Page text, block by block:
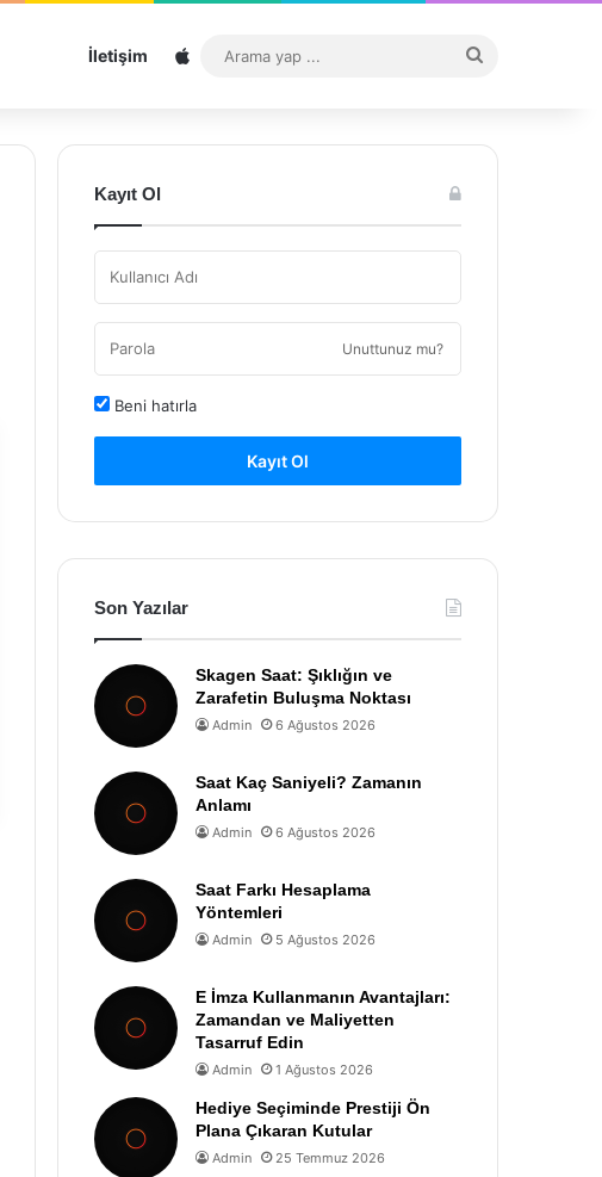
İletişim Sitemap
...
Kayıt Ol
Unuttunuz mu?
Beni hatırla
Kayıt Ol
Son Yazılar
Skagen Saat: Şıklığın ve
Zarafetin Buluşma Noktası
Admin 6 Ağustos 2026
Saat Kaç Saniyeli? Zamanın
Anlamı
Admin 6 Ağustos 2026
Saat Farkı Hesaplama
Yöntemleri
Admin 5 Ağustos 2026
E İmza Kullanmanın Avantajları:
Zamandan ve Maliyetten
Tasarruf Edin
Admin 1 Ağustos 2026
Hediye Seçiminde Prestiji Ön
Plana Çıkaran Kutular
Admin 25 Temmuz 2026